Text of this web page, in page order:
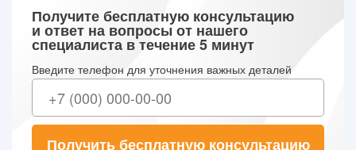
Получите бесплатную консультацию
и ответ на вопросы от нашего
специалиста в течение 5 минут
Введите телефон для уточнения важных деталей
Получить бесплатную консультацию